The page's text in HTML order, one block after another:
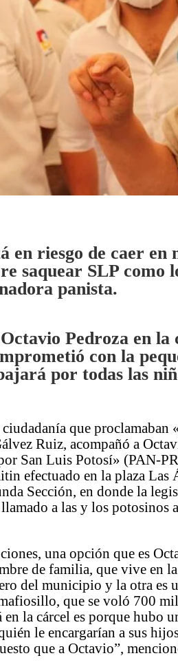
en riesgo de caer
saquear SLP como
panista.
Pedroza en la
con la
por todas las
que proclamaban
Ruiz, acompañó a
San Luis Potosí» (PAN-
efectuado en la plaza
Sección, en donde la
a las y los potosinos
una opción que es
de familia, que vive en la
del municipio y la otra es
que se voló 700
en la cárcel es porque hubo
le encargarían a sus
que a Octavio”,